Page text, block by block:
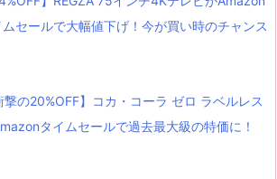
ムセールで大幅値下げ！今が買い時のチャンス
撃の20%OFF】コカ・コーラ ゼロ ラベルレス
タイムセールで過去最大級の特価に！